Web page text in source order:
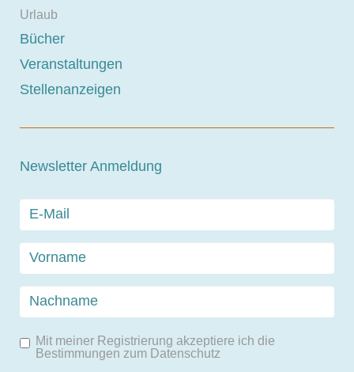
Urlaub
Bücher
Veranstaltungen
Stellenanzeigen
Newsletter Anmeldung
Mit meiner Registrierung akzeptiere ich die
Bestimmungen zum Datenschutz